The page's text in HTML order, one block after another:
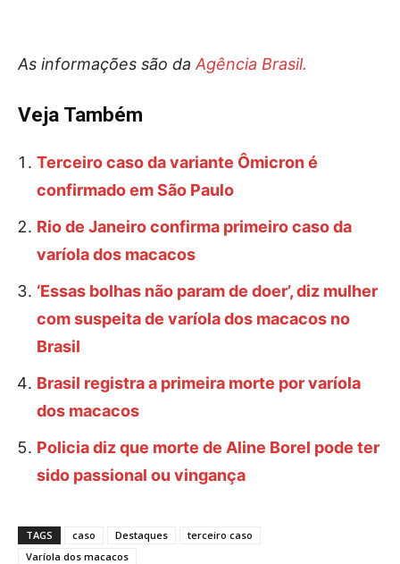
As informações são da Agência Brasil.
Veja Também
Terceiro caso da variante Ômicron é
confirmado em São Paulo
Rio de Janeiro confirma primeiro caso da
varíola dos macacos
‘Essas bolhas não param de doer’, diz mulher
com suspeita de varíola dos macacos no
Brasil
Brasil registra a primeira morte por varíola
dos macacos
Policia diz que morte de Aline Borel pode ter
sido passional ou vingança
TAGS caso Destaques
terceiro caso
Varíola dos macacos